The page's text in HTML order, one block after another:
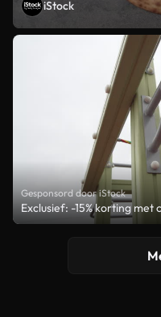
iStock
Gesponsord door iStock
Exclusief: -15% korting met